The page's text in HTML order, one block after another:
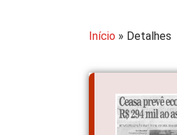
Início » Detalhes